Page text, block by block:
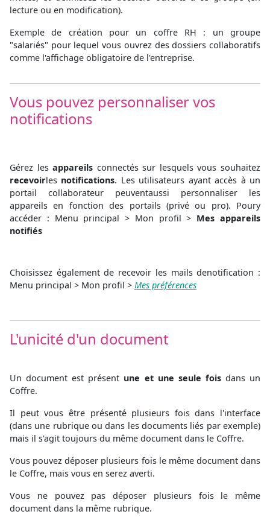
lecture ou en modification).
Exemple de création pour un coffre RH : un groupe
"salariés" pour lequel vous ouvrez des dossiers collaboratifs
comme l'affichage obligatoire de l'entreprise.
Vous pouvez personnaliser vos
notifications
Gérez lesappareils connectés sur lesquels vous souhaitez
recevoirles notifications. Les utilisateurs ayant accès à un
portail collaborateur peuventaussi personnaliser les
appareils en fonction des portails (privé ou pro). Poury
accéder : Menu principal > Mon profil > Mes appareils
notifiés
Choisissez également de recevoir les mails denotification :
Menu principal > Mon profil > Mes préférences
L'unicité d'un document
Un document est présent une et une seule fois dans un
Coffre.
Il peut vous être présenté plusieurs fois dans l'interface
(dans une rubrique ou dans les documents liés par exemple)
mais il s'agit toujours du même document dans le Coffre.
Vous pouvez déposer plusieurs fois le même document dans
le Coffre, mais vous en serez averti.
Vous ne pouvez pas déposer plusieurs fois le même
document dans la même rubrique.